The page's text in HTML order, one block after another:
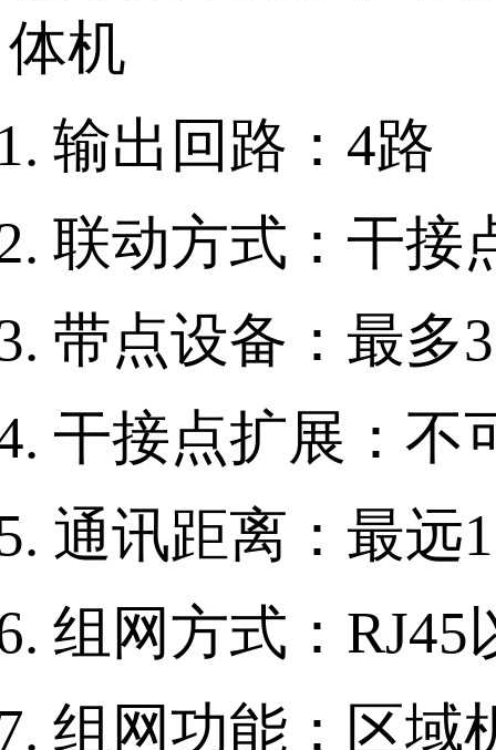
体机
输出回路：4路
联动方式：干接
带点设备：最多
干接点扩展：不
通讯距离：最远
组网方式：RJ45
组网功能：区域